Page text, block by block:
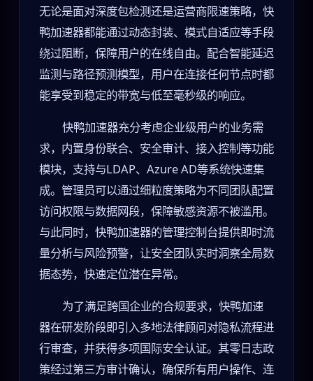
无论是面对深度包检测还是运营商限速策略，快
鸭加速器都能通过动态封装、模式自适应等手段
绕过阻断，保障用户的在线自由。配合智能延迟
监测与路径预测模型，用户在连接任何节点时都
能享受到稳定的带宽与低至毫秒级的响应。
快鸭加速器充分考虑企业级用户的业务需
求，内置身份联合、安全审计、接入控制等功能
模块，支持与LDAP、Azure AD等系统快速集
成。管理员可以通过细粒度策略为不同团队配置
访问权限与数据网段，保障敏感资源不被滥用。
与此同时，快鸭加速器的管理控制台提供即时流
量分析与风险预警，让安全团队实时洞察全局数
据态势，快速定位潜在异常。
为了满足跨国企业的合规要求，快鸭加速
器在研发阶段即引入多地法律顾问对隐私流程进
行审查，并获得多项国际安全认证。其零日志政
策经过第三方审计确认，确保所有用户操作、连